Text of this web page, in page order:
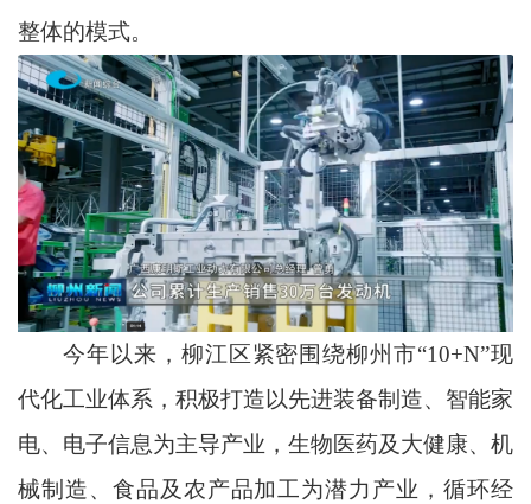
整体的模式。
今年以来，柳江区紧密围绕柳州市“10+N”现
代化工业体系，积极打造以先进装备制造、智能家
电、电子信息为主导产业，生物医药及大健康、机
械制造、食品及农产品加工为潜力产业，循环经